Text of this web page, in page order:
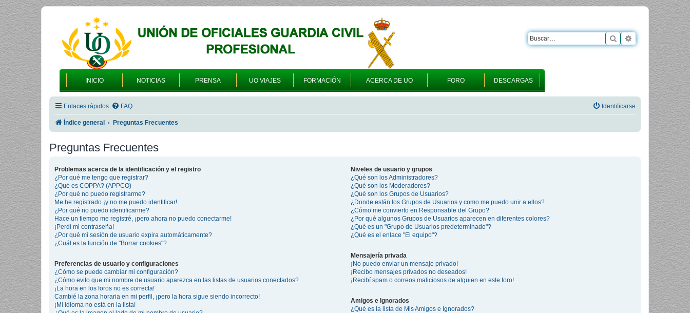
INICIO NOTICIAS PRENSA UO VIAJES FORMACIÓN ACERCA DE UO FORO DESCARGAS
Buscar Búsqueda
Enlaces rápidos FAQ Identificarse
Índice general Preguntas Frecuentes
Preguntas Frecuentes
Problemas acerca de la identificación y el registro
¿Por qué me tengo que registrar?
¿Qué es COPPA? (APPCO)
¿Por qué no puedo registrarme?
Me he registrado ¡y no me puedo identificar!
¿Por qué no puedo identificarme?
Hace un tiempo me registré, ¡pero ahora no puedo conectarme!
¡Perdí mi contraseña!
¿Por qué mi sesión de usuario expira automáticamente?
¿Cuál es la función de "Borrar cookies"?
Preferencias de usuario y configuraciones
¿Cómo se puede cambiar mi configuración?
¿Cómo evito que mi nombre de usuario aparezca en las listas de usuarios conectados?
¡La hora en los foros no es correcta!
Cambié la zona horaria en mi perfil, ¡pero la hora sigue siendo incorrecto!
¡Mi idioma no está en la lista!
Niveles de usuario y grupos
¿Qué son los Administradores?
¿Qué son los Moderadores?
¿Qué son los Grupos de Usuarios?
¿Donde están los Grupos de Usuarios y como me puedo unir a ellos?
¿Cómo me convierto en Responsable del Grupo?
¿Por qué algunos Grupos de Usuarios aparecen en diferentes colores?
¿Qué es un "Grupo de Usuarios predeterminado"?
¿Qué es el enlace "El equipo"?
Mensajería privada
¡No puedo enviar un mensaje privado!
¡Recibo mensajes privados no deseados!
¡Recibí spam o correos maliciosos de alguien en este foro!
Amigos e Ignorados
¿Qué es la lista de Mis Amigos e Ignorados?